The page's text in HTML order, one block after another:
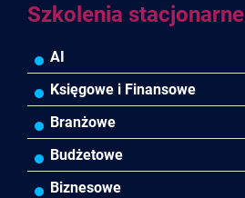
Szkolenia stacjonarne
AI
Księgowe i Finansowe
Podatki VAT/CIT/PIT
Rachunkowość
Finanse
Branżowe
Banki
Budowlana/Deweloperska
Budżetowe
Rachunkowość budżetowa
Biznesowe